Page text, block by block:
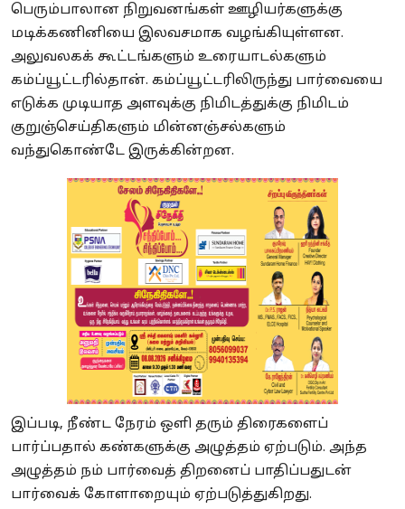
பெரும்பாலான நிறுவனங்கள் ஊழியர்களுக்கு
மடிக்கணினியை இலவசமாக வழங்கியுள்ளன.
அலுவலகக் கூட்டங்களும் உரையாடல்களும்
கம்ப்யூட்டரில்தான். கம்ப்யூட்டரிலிருந்து பார்வையை
எடுக்க முடியாத அளவுக்கு நிமிடத்துக்கு நிமிடம்
குறுஞ்செய்திகளும் மின்னஞ்சல்களும்
வந்துகொண்டே இருக்கின்றன.
இப்படி, நீண்ட நேரம் ஒளி தரும் திரைகளைப்
பார்ப்பதால் கண்களுக்கு அழுத்தம் ஏற்படும். அந்த
அழுத்தம் நம் பார்வைத் திறனைப் பாதிப்பதுடன்
பார்வைக் கோளாறையும் ஏற்படுத்துகிறது.